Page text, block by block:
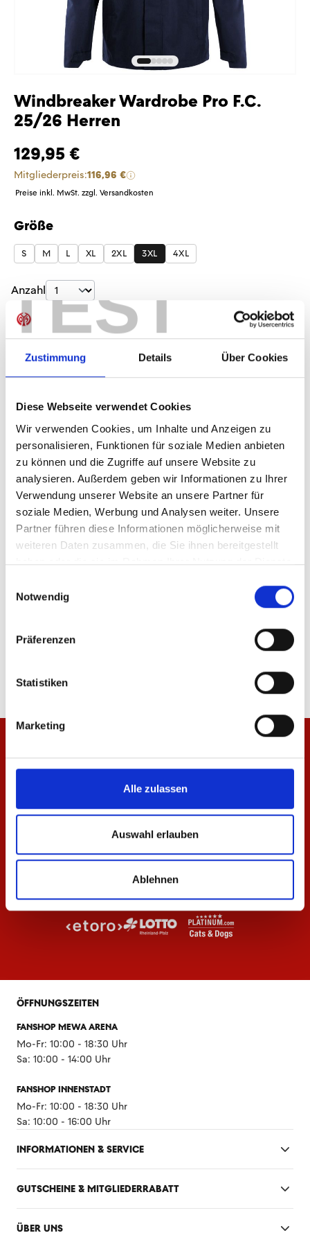
TEST
Zustimmung Details Über Cookies
Diese Webseite verwendet Cookies
Wir verwenden Cookies, um Inhalte und Anzeigen zu
personalisieren, Funktionen für soziale Medien anbieten
zu können und die Zugriffe auf unsere Website zu
analysieren. Außerdem geben wir Informationen zu Ihrer
Verwendung unserer Website an unsere Partner für
soziale Medien, Werbung und Analysen weiter. Unsere
Partner führen diese Informationen möglicherweise mit
weiteren Daten zusammen, die Sie ihnen bereitgestellt
haben oder die sie im Rahmen Ihrer Nutzung der Dienste
Notwendig
Präferenzen
Statistiken
Marketing
Alle zulassen
Auswahl erlauben
Ablehnen
Windbreaker Wardrobe Pro F.C.
25/26 Herren
129,95 €
Mitgliederpreis:116,96 €
Preise inkl. MwSt. zzgl. Versandkosten
Größe
auswählen
S M L XL 2XL 3XL 4XL
Produkt Anzahl: Gib den gewünschten
Anzahl
Sofort verfügbar, Lieferzeit: 5-7 Tage
Produktdetails
ÄHNLICHE PRODUKTE
Hose Wardrobe Pro
ÖFFNUNGSZEITEN
FANSHOP MEWA ARENA
Mo-Fr: 10:00 - 18:30 Uhr
Sa: 10:00 - 14:00 Uhr
FANSHOP INNENSTADT
Mo-Fr: 10:00 - 18:30 Uhr
Sa: 10:00 - 16:00 Uhr
INFORMATIONEN & SERVICE
GUTSCHEINE & MITGLIEDERRABATT
ÜBER UNS